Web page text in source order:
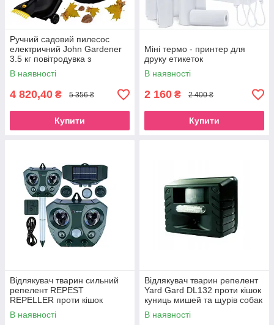
Ручний садовий пилесос
електричний John Gardener
3.5 кг повітродувка з
подрібнювачем 45 літрів
В наявності
4 820,40 ₴ 5 356 ₴
Купити
Міні термо - принтер для
друку етикеток
В наявності
2 160 ₴ 2 400 ₴
Купити
Відлякувач тварин сильний
репелент REPEST
REPELLER проти кішок
куниць мишей щурів собак
птахів лісових звірів
В наявності
Відлякувач тварин репелент
Yard Gard DL132 проти кішок
куниць мишей та щурів собак
птахів лісових звірів
В наявності